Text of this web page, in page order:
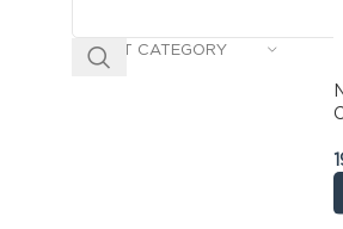
SELECT CATEGORY